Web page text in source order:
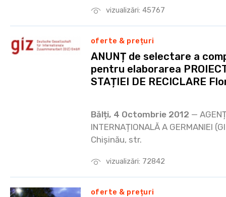
vizualizări: 45767
vizualizări: 72842
oferte & prețuri
ANUNȚ de selectare a
pentru elaborarea
STAȚIEI DE RECICLARE
Bălți, 4 Octombrie 2012 —
INTERNAȚIONALĂ A GERMANIEI
Chișinău, str.
oferte & prețuri